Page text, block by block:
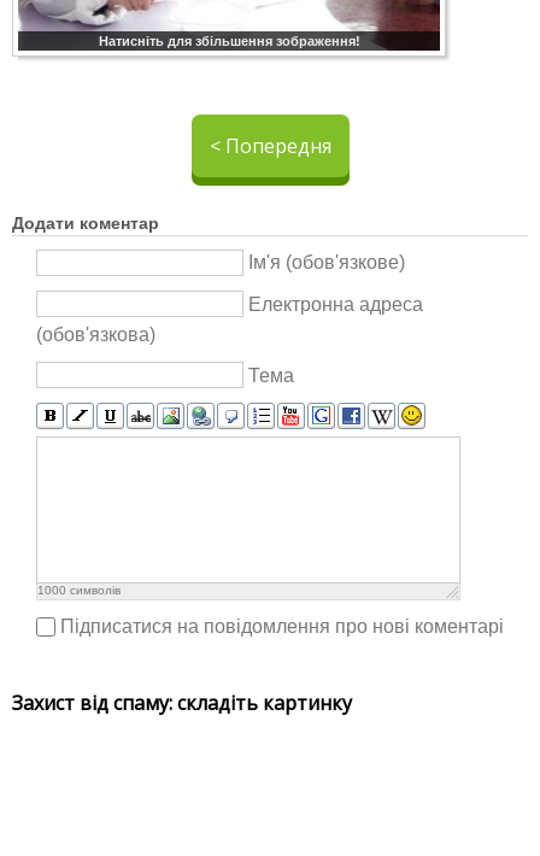
Натисніть для збільшення зображення!
< Попередня
Додати коментар
Ім'я (обов'язкове)
Електронна адреса
(обов'язкова)
Тема
1000 символів
Підписатися на повідомлення про нові коментарі
Захист від спаму: складіть картинку